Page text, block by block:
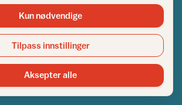
Norsk råd for hjem og bygg
© 1995-2026. All Rights Reserved.
redaktør: Helge Bod Vangen
IFI - Norsk råd for hjem og bygg
Kun nødvendige
Tilpass innstillinger
Aksepter alle